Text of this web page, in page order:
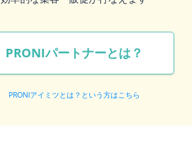
PRONIパートナーとは？
PRONIアイミツとは？という方はこちら